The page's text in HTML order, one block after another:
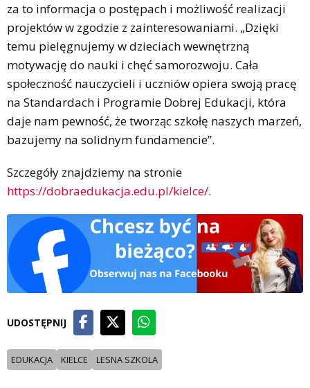
za to informacja o postępach i możliwość realizacji
projektów w zgodzie z zainteresowaniami. „Dzięki
temu pielęgnujemy w dzieciach wewnętrzną
motywację do nauki i chęć samorozwoju. Cała
społeczność nauczycieli i uczniów opiera swoją pracę
na Standardach i Programie Dobrej Edukacji, która
daje nam pewność, że tworząc szkołę naszych marzeń,
bazujemy na solidnym fundamencie”.
Szczegóły znajdziemy na stronie
https://dobraedukacja.edu.pl/kielce/.
UDOSTĘPNIJ
EDUKACJA KIELCE LESNA SZKOLA